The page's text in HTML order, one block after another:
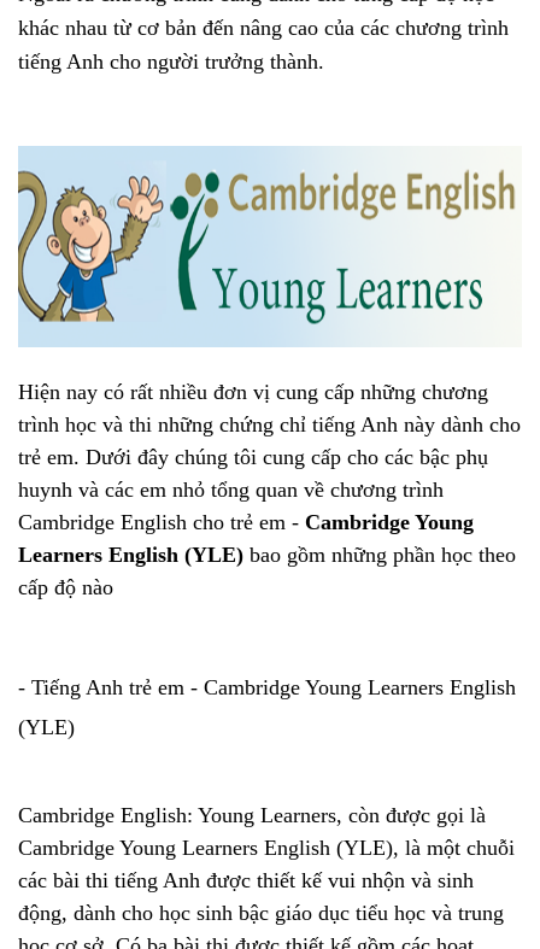
khác nhau từ cơ bản đến nâng cao của các chương trình
tiếng Anh cho người trưởng thành.
Hiện nay có rất nhiều đơn vị cung cấp những chương
trình học và thi những chứng chỉ tiếng Anh này dành cho
trẻ em. Dưới đây chúng tôi cung cấp cho các bậc phụ
huynh và các em nhỏ tổng quan về chương trình
Cambridge English cho trẻ em - Cambridge Young
Learners English (YLE) bao gồm những phần học theo
cấp độ nào
- Tiếng Anh trẻ em - Cambridge Young Learners English
(YLE)
Cambridge English: Young Learners, còn được gọi là
Cambridge Young Learners English (YLE), là một chuỗi
các bài thi tiếng Anh được thiết kế vui nhộn và sinh
động, dành cho học sinh bậc giáo dục tiểu học và trung